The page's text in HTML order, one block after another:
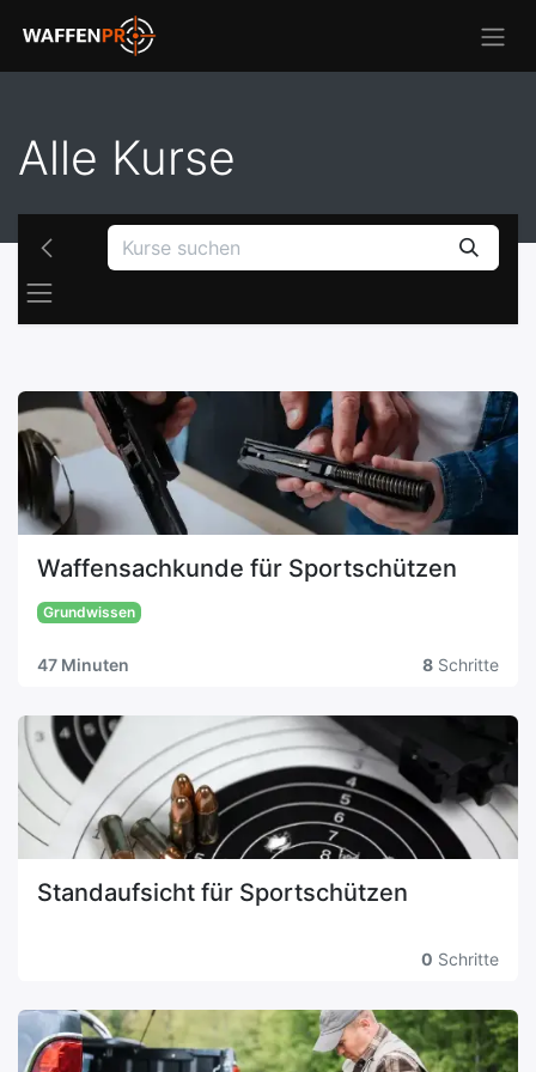
Alle Kurse
Waffensachkunde für Sportschützen
Grundwissen
47 Minuten 8 Schritte
Standaufsicht für Sportschützen
0 Schritte